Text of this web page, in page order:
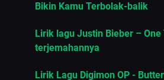
Bikin Kamu Terbolak-balik
Lirik lagu Justin Bieber – One
terjemahannya
Lirik Lagu Digimon OP -